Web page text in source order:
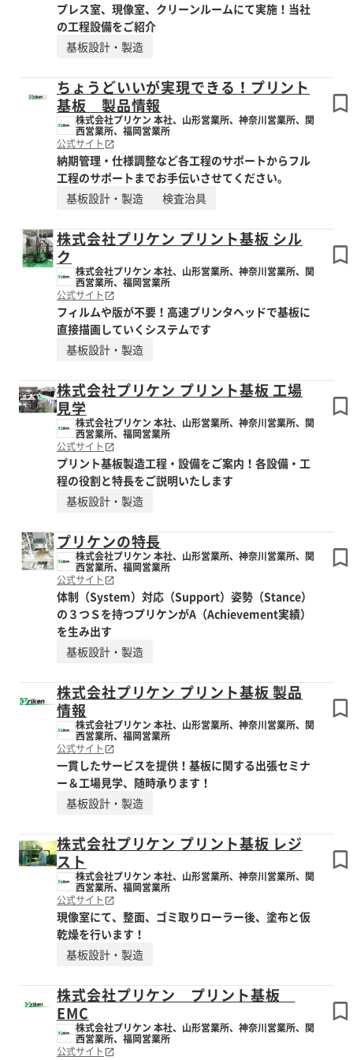
プレス室、現像室、クリーンルームにて実施！当社
の工程設備をご紹介
基板設計・製造
ちょうどいいが実現できる！プリント
基板 製品情報
株式会社プリケン 本社、山形営業所、神奈川営業所、関
西営業所、福岡営業所
公式サイト
納期管理・仕様調整など各工程のサポートからフル
工程のサポートまでお手伝いさせてください。
基板設計・製造
検査治具
株式会社プリケン プリント基板 シル
ク
株式会社プリケン 本社、山形営業所、神奈川営業所、関
西営業所、福岡営業所
公式サイト
フィルムや版が不要！高速プリンタヘッドで基板に
直接描画していくシステムです
基板設計・製造
株式会社プリケン プリント基板 工場
見学
株式会社プリケン 本社、山形営業所、神奈川営業所、関
西営業所、福岡営業所
公式サイト
プリント基板製造工程・設備をご案内！各設備・工
程の役割と特長をご説明いたします
基板設計・製造
プリケンの特長
株式会社プリケン 本社、山形営業所、神奈川営業所、関
西営業所、福岡営業所
公式サイト
体制（System）対応（Support）姿勢（Stance）
の３つＳを持つプリケンがA（Achievement実績）
を生み出す
基板設計・製造
株式会社プリケン プリント基板 製品
情報
株式会社プリケン 本社、山形営業所、神奈川営業所、関
西営業所、福岡営業所
公式サイト
一貫したサービスを提供！基板に関する出張セミナ
ー＆工場見学、随時承ります！
基板設計・製造
株式会社プリケン プリント基板 レジ
スト
株式会社プリケン 本社、山形営業所、神奈川営業所、関
西営業所、福岡営業所
公式サイト
現像室にて、整面、ゴミ取りローラー後、塗布と仮
乾燥を行います！
基板設計・製造
株式会社プリケン プリント基板
EMC
株式会社プリケン 本社、山形営業所、神奈川営業所、関
西営業所、福岡営業所
公式サイト